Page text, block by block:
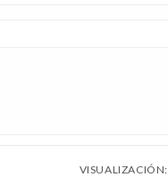
VISUALIZACIÓN: